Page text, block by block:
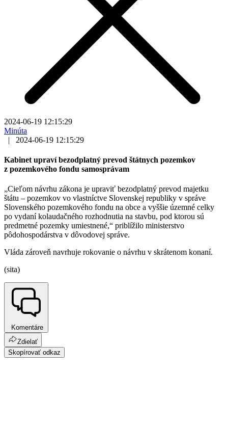
2024-06-19 12:15:29
Minúta
|
2024-06-19 12:15:29
Kabinet upraví bezodplatný prevod štátnych pozemkov
z pozemkového fondu samosprávam
„Cieľom návrhu zákona je upraviť bezodplatný prevod majetku
štátu – pozemkov vo vlastníctve Slovenskej republiky v správe
Slovenského pozemkového fondu na obce a vyššie územné celky
po vydaní kolaudačného rozhodnutia na stavbu, pod ktorou sú
predmetné pozemky umiestnené,“ priblížilo ministerstvo
pôdohospodárstva v dôvodovej správe.
Vláda zároveň navrhuje rokovanie o návrhu v skrátenom konaní.
(sita)
Komentáre
Zdielať
Skopírovať odkaz